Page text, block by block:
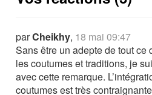
parCheikhy, 18 mai 09:47
Sans être un adepte de tout ce
les coutumes et traditions, je
avec cette remarque.
coutumes est très